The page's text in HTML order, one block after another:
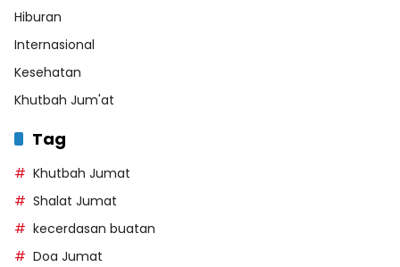
Hiburan
Internasional
Kesehatan
Khutbah Jum'at
Tag
Khutbah Jumat
Shalat Jumat
kecerdasan buatan
Doa Jumat